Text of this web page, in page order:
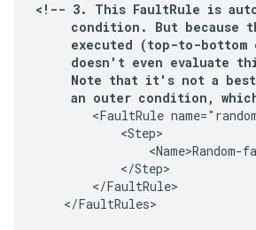
<!-- 3. This FaultRule is
condition. But because
executed (top-to-bottom
doesn't even evaluate
Note that it's not a
an outer condition,
<FaultRule
            <Step>
<Name>Random-
            </Step>
        </FaultRule>
    </FaultRules>